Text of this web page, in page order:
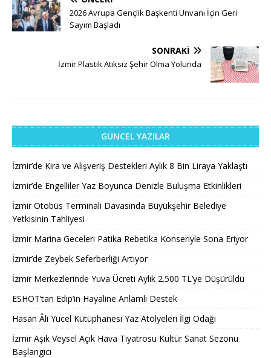
2026 Avrupa Gençlik Başkenti Unvanı İçin Geri
Sayım Başladı
SONRAKI
İzmir Plastik Atıksız Şehir Olma Yolunda
GÜNCEL YAZILAR
İzmir’de Kira ve Alışveriş Destekleri Aylık 8 Bin Liraya Yaklaştı
İzmir’de Engelliler Yaz Boyunca Denizle Buluşma Etkinlikleri
İzmir Otobüs Terminali Davasında Büyükşehir Belediye
Yetkisinin Tahliyesi
İzmir Marina Geceleri Patika Rebetika Konseriyle Sona Eriyor
İzmir’de Zeybek Seferberliği Artıyor
İzmir Merkezlerinde Yuva Ücreti Aylık 2.500 TL’ye Düşürüldü
ESHOT’tan Edip’in Hayaline Anlamlı Destek
Hasan Âli Yücel Kütüphanesi Yaz Atölyeleri İlgi Odağı
İzmir Aşık Veysel Açık Hava Tiyatrosu Kültür Sanat Sezonu
Başlangıcı